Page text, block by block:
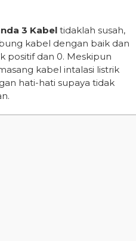
3 Kabeltidaklah susah,
kabel dengan baik dan
positif dan 0. Meskipun
kabel intalasi listrik
hati-hati supaya tidak